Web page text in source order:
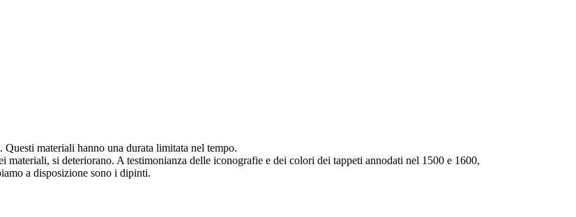
. Questi materiali hanno una durata limitata nel tempo.
materiali, si deteriorano. A testimonianza delle iconografie e dei colori dei tappeti annodati nel 1500 e 1600,
a disposizione sono i dipinti.